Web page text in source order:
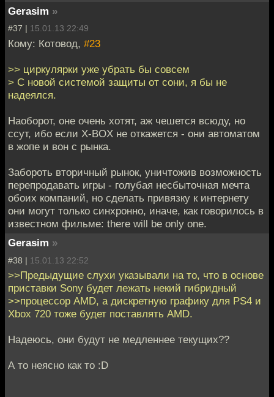
Gerasim »
#37 | 15.01.13 22:49
Кому: Котовод, #23
>> циркулярки уже убрать бы совсем
> С новой системой защиты от сони, я бы не
надеялся.
Наоборот, оне очень хотят, аж чешется всюду, но
ссут, ибо если X-BOX не откажется - они автоматом
в жопе и вон с рынка.
Забороть вторичный рынок, уничтожив возможность
перепродавать игры - голубая несбыточная мечта
обоих компаний, но сделать привязку к интернету
они могут только синхронно, иначе, как говорилось в
известном фильме: there will be only one.
Gerasim »
#38 | 15.01.13 22:52
>>Предыдущие слухи указывали на то, что в основе
приставки Sony будет лежать некий гибридный
>>процессор AMD, а дискретную графику для PS4 и
Xbox 720 тоже будет поставлять AMD.
Надеюсь, они будут не медленнее текущих??
А то неясно как то :D